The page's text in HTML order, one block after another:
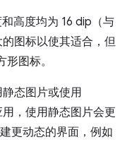
高度均为 16 dip（与
图标以使其适合，但
图标。
态图片或使用
，使用静态图片会更
更动态的界面，例如